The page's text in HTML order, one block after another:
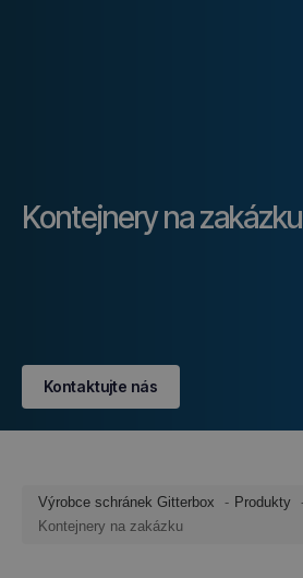
Kontejnery na zakázku
Kontaktujte nás
Výrobce schránek Gitterbox
Produkty
Kontejnery na zakázku